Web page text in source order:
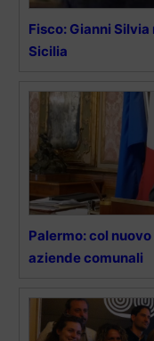
Fisco: Gianni
Sicilia
Palermo: col
aziende comunali